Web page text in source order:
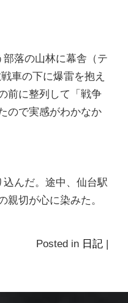
落の山林に幕舎（テ
車の下に爆雷を抱え
前に整列して「戦争
ので実感がわかなか
んだ。途中、仙台駅
切が心に染みた。
Posted in 日記